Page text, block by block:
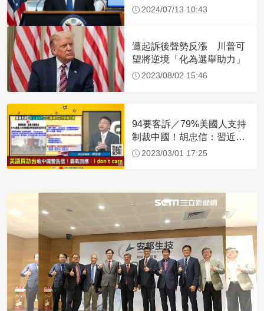
究責任
2024/07/13 10:43
遭起訴後聲勢反漲 川普可
望將逆境「化為選舉助力」
2023/08/02 15:46
94要客訴／79%美國人支持
制裁中國！胡忠信：習近平
沒信心成功侵台
2023/03/01 17:25